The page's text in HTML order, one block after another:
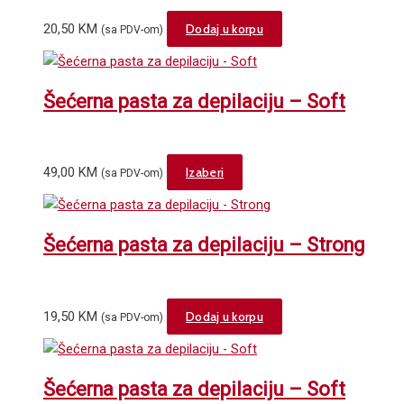
20,50 KM (sa PDV-om) Dodaj u korpu
Šećerna pasta za depilaciju – Soft
49,00 KM (sa PDV-om) Izaberi
product
has
multiple
variants.
options
may
be
on
Šećerna pasta za depilaciju – Strong
19,50 KM (sa PDV-om) Dodaj u korpu
Šećerna pasta za depilaciju – Soft